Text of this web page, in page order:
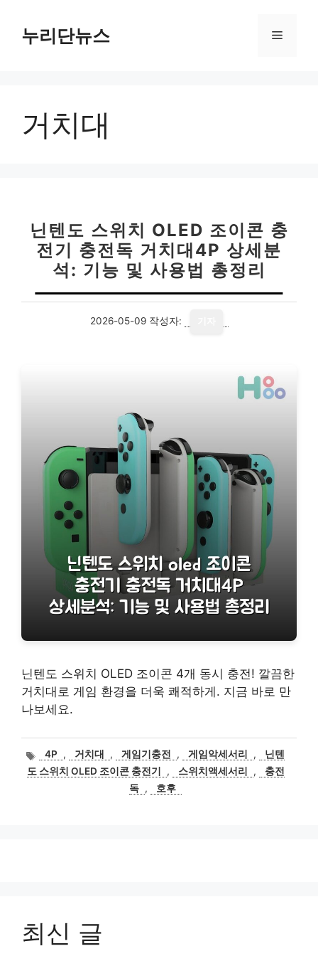
누리단뉴스 메
거치대
닌텐도 스위치 OLED 조이콘 충
전기 충전독 거치대4P 상세분
석: 기능 및 사용법 총정리
2026-05-09 작성자:
닌텐도 스위치 OLED 조이콘 4개 동시 충전! 깔끔한
거치대로 게임 환경을 더욱 쾌적하게. 지금 바로 만
나보세요.
태
그
4P , 거치대 , 게임기충전 , 게임악세서리 ,
닌텐
도 스위치 OLED 조이콘 충전기
, 스위치액세서리 ,
충전
독 , 호후
최신 글